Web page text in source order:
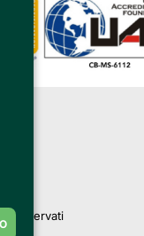
riservati